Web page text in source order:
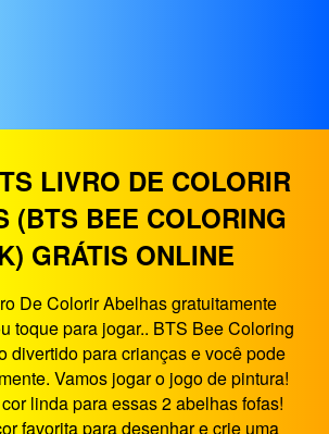
LIVRO DE COLORIR
(BTS BEE COLORING
GRÁTIS ONLINE
De Colorir Abelhas gratuitamente
toque para jogar.. BTS Bee Coloring
divertido para crianças e você pode
Vamos jogar o jogo de pintura!
linda para essas 2 abelhas fofas!
favorita para desenhar e crie uma